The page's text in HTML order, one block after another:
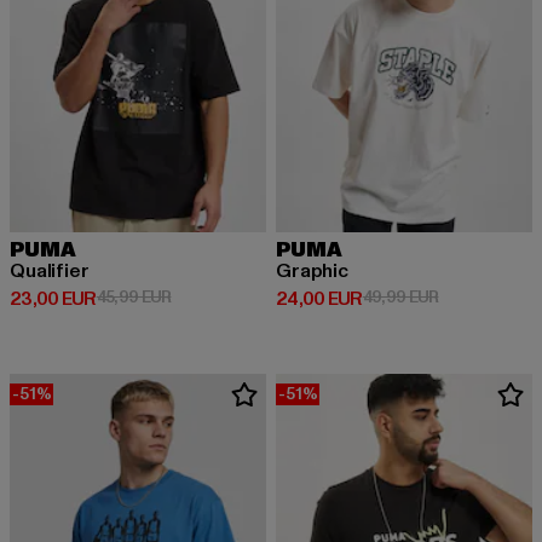
PUMA
Qualifier
23,00 EUR
Derzeitiger Preis: 23,00 EUR
45,99 EURAktionspreis: 45,99 EUR
PUMA
Graphic
24,00 EUR
Derzeitiger Preis: 24,00 EUR
49,99 EURAktionspreis:
-51% -51%